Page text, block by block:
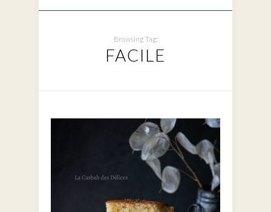
Browsing Tag:
FACILE